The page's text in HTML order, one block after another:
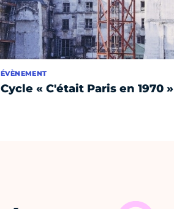
ÉVÈNEMENT
Cycle « C'était Paris en 1970 »